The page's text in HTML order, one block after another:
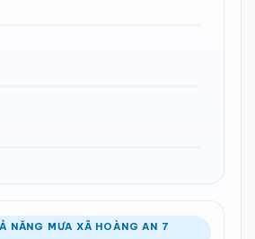
NĂNG MƯA XÃ HOÀNG AN 7